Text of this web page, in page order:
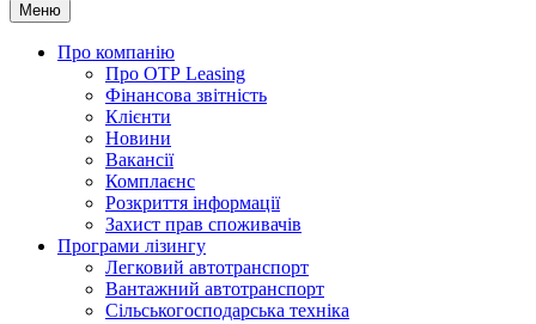
Меню
Про компанію
Про ОТР Leasing
Фінансова звітність
Клієнти
Новини
Вакансії
Комплаєнс
Розкриття інформації
Захист прав споживачів
Програми лізингу
Легковий автотранспорт
Вантажний автотранспорт
Cільськогосподарська техніка